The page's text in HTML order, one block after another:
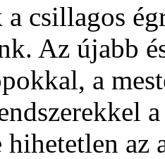
csillagos
Az újabb
a
hihetetlen az